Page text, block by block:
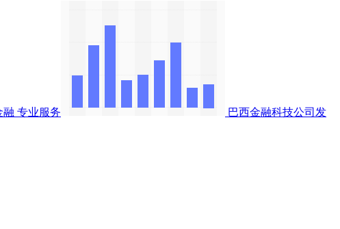
融 专业服务
巴西金融科技公司发